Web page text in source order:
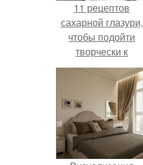
11 рецептов
сахарной глазури,
чтобы подойти
творчески к
украшению
печенюшек.